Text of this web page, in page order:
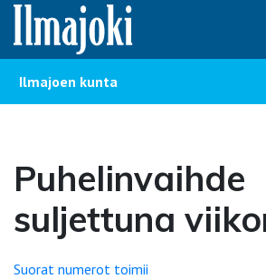
Hyppää sisältöön
Ilmajoen kunta
Puhelinvaihde
suljettuna
Suorat numerot toimii